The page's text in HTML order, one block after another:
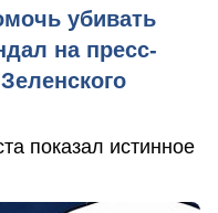
убивать
на пресс-
показал истинное